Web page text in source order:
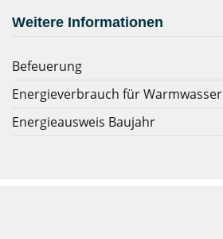
Weitere Informationen
Befeuerung
Energieverbrauch für Warmwasser
Energieausweis Baujahr